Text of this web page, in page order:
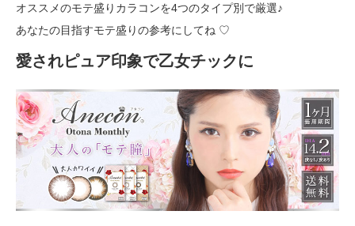
オススメのモテ盛りカラコンを4つのタイプ別で厳選♪
あなたの目指すモテ盛りの参考にしてね ♡
愛されピュア印象で乙女チックに